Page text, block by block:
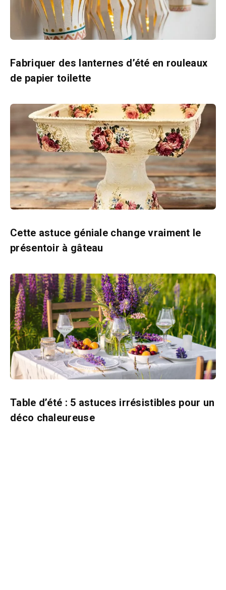
Fabriquer des lanternes d’été en rouleaux
de papier toilette
Cette astuce géniale change vraiment le
présentoir à gâteau
Table d’été : 5 astuces irrésistibles pour un
déco chaleureuse